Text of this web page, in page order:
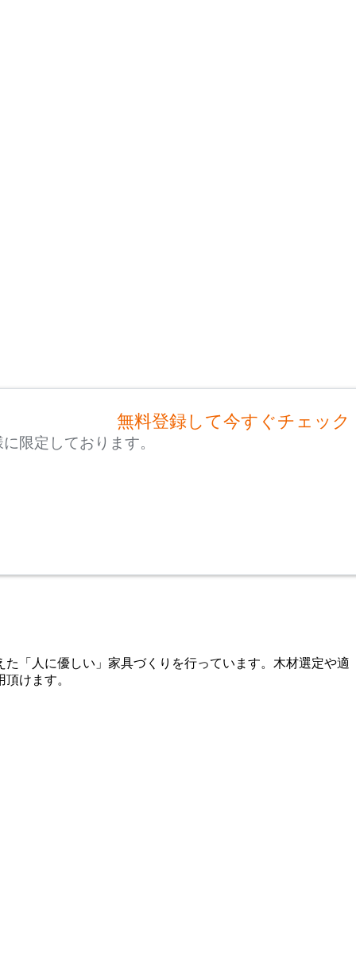
無料登録して今すぐチェック
限定しております。
「人に優しい」家具づくりを行っています。木材選定や適
けます。